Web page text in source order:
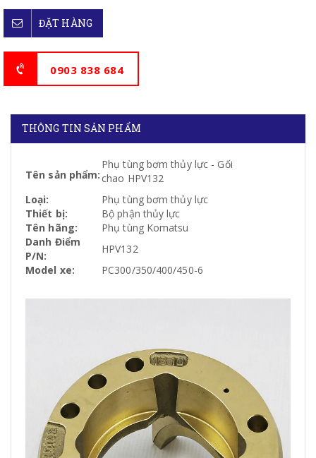
ĐẶT HÀNG
0903 838 684
THÔNG TIN SẢN PHẨM
Tên sản phẩm:
Phụ tùng bơm thủy lực - Gối
chao HPV132
Loại:
Phụ tùng bơm thủy lực
Thiết bị:
Bộ phận thủy lực
Tên hãng:
Phụ tùng Komatsu
Danh Điểm
P/N:
HPV132
Model xe:
PC300/350/400/450-6